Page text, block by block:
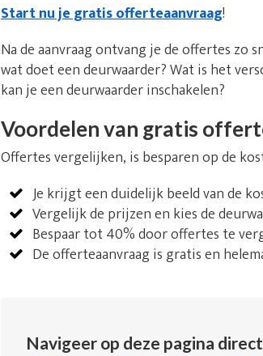
Start nu je gratis offerteaanvraag!
Na de aanvraag ontvang je de offertes zo
wat doet een deurwaarder? Wat is het
kan je een deurwaarder inschakelen?
Voordelen van gratis
Offertes vergelijken, is besparen op de
Je krijgt een duidelijk beeld van de
Vergelijk de prijzen en kies de
Bespaar tot 40% door offertes te
De offerteaanvraag is gratis en
Navigeer op deze pagina